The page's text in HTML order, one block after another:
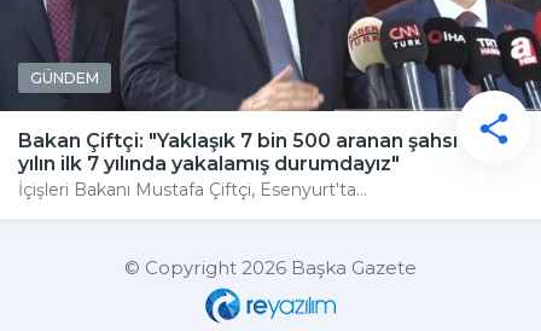
GÜNDEM
Bakan Çiftçi: "Yaklaşık 7 bin 500 aranan şahsı bu
yılın ilk 7 yılında yakalamış durumdayız"
İçişleri Bakanı Mustafa Çiftçi, Esenyurt'ta...
© Copyright 2026 Başka Gazete